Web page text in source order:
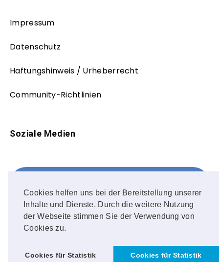
Cookies helfen uns bei der Bereitstellung unserer
Inhalte und Dienste. Durch die weitere Nutzung
der Webseite stimmen Sie der Verwendung von
Cookies zu.
Cookies für Statistik Cookies für Statistik
Impressum
Datenschutz
Haftungshinweis / Urheberrecht
Community-Richtlinien
Soziale Medien
FOLLOW ME!
Instagram
OUR PHOTOS!